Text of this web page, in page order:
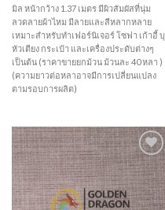
มิล หน้ากว้าง 1.37 เมตร มีผิวสัมผัสที่นุ่ม
ลวดลายผ้าไหม มีลายและสีหลากหลาย
เหมาะสำหรับทำเฟอร์นิเจอร์ โซฟา เก้าอี้ บุ
หัวเตียง กระเป๋า และเครื่องประดับต่างๆ
เป็นต้น (ราคาขายยกม้วน ม้วนละ 40 หลา )
(ความยาวต่อหลาอาจมีการเปลี่ยนแปลง
ตามรอบการผลิต)
Add to
Wishlist